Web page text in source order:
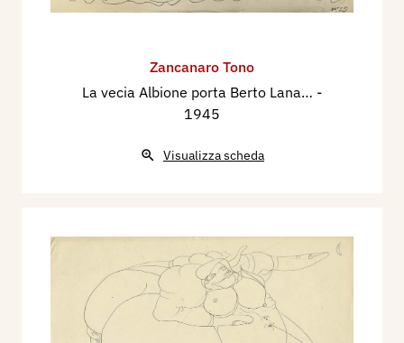
Zancanaro Tono
La vecia Albione porta Berto Lana… -
1945
Visualizza scheda